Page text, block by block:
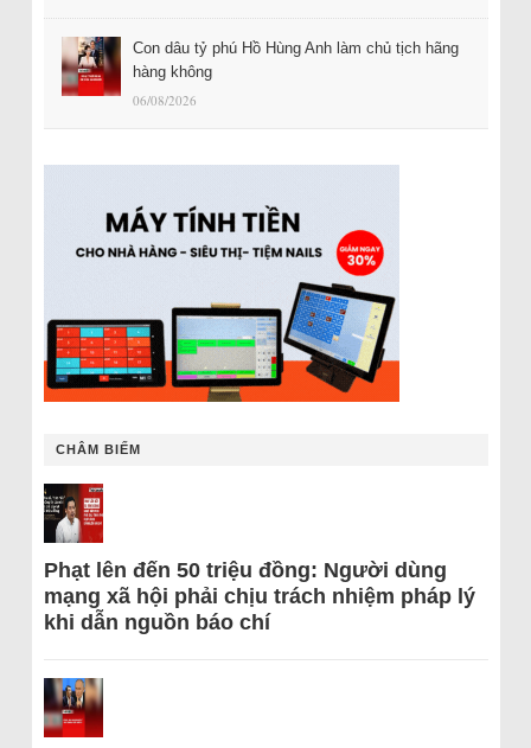
Con dâu tỷ phú Hồ Hùng Anh làm chủ tịch hãng
hàng không
06/08/2026
CHÂM BIẾM
Phạt lên đến 50 triệu đồng: Người dùng
mạng xã hội phải chịu trách nhiệm pháp lý
khi dẫn nguồn báo chí